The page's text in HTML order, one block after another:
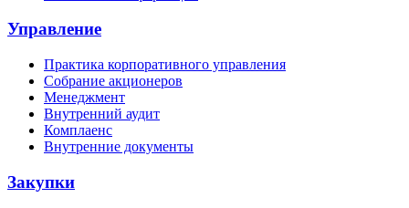
Управление
Практика корпоративного управления
Собрание акционеров
Менеджмент
Внутренний аудит
Комплаенс
Внутренние документы
Закупки